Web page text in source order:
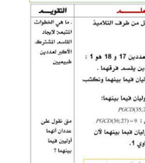
بحوث التاريخ و الجغرافيا
بحوث الفيزياء و الكيمياء
بحوث العلوم الطبيعية
بحوث اللغة الفرنسية
بحوث اللغة الانجليزية